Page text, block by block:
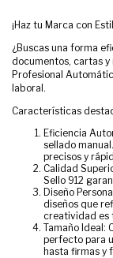
¡Haz tu Marca con
¿Buscas una forma
documentos, cartas y
Profesional
laboral.
Características
Eficiencia
sellado
precisos y
Calidad
Sello 912
Diseño
diseños que
creatividad es
Tamaño Ideal:
perfecto para
hasta firmas y